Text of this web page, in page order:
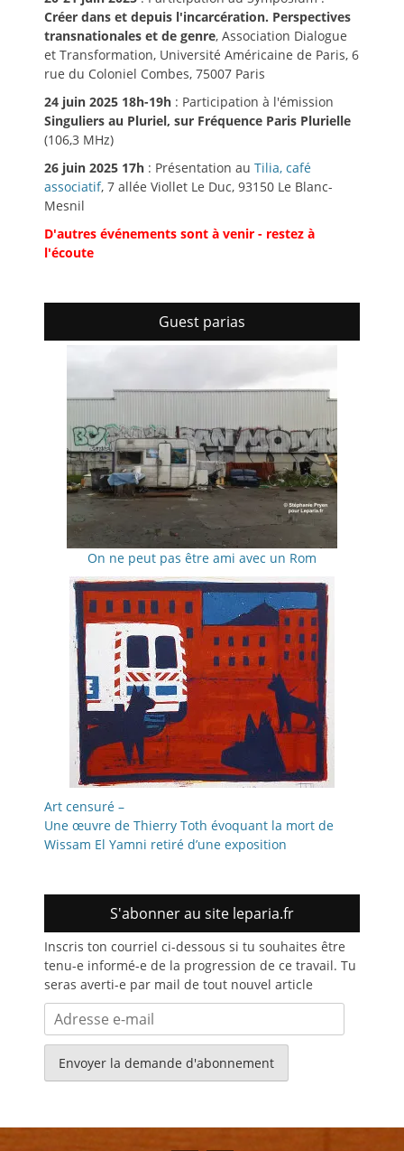
Créer dans et depuis l'incarcération. Perspectives
transnationales et de genre, Association Dialogue
et Transformation, Université Américaine de Paris, 6
rue du Coloniel Combes, 75007 Paris
24 juin 2025 18h-19h : Participation à l'émission
Singuliers au Pluriel, sur Fréquence Paris Plurielle
(106,3 MHz)
26 juin 2025 17h : Présentation au Tilia, café
associatif, 7 allée Viollet Le Duc, 93150 Le Blanc-
Mesnil
D'autres événements sont à venir - restez à
l'écoute
Guest parias
On ne peut pas être ami avec un Rom
Art censuré –
Une œuvre de Thierry Toth évoquant la mort de
Wissam El Yamni retiré d’une exposition
S'abonner au site leparia.fr
Inscris ton courriel ci-dessous si tu souhaites être
tenu-e informé-e de la progression de ce travail. Tu
seras averti-e par mail de tout nouvel article
Adresse
e-
mail